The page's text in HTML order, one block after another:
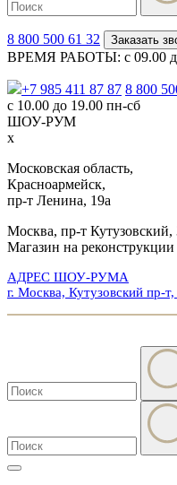
8 800 500 61 32 Заказать
ВРЕМЯ РАБОТЫ: с 09.00
+7 985 411 87 87 8 800
с 10.00 до 19.00 пн-сб
ШОУ-РУМ
x
Московская область,
Красноармейск,
пр-т Ленина, 19а
Москва, пр-т Кутузовский,
Магазин на реконструкции
АДРЕС ШОУ-РУМА
г. Москва, Кутузовский пр-